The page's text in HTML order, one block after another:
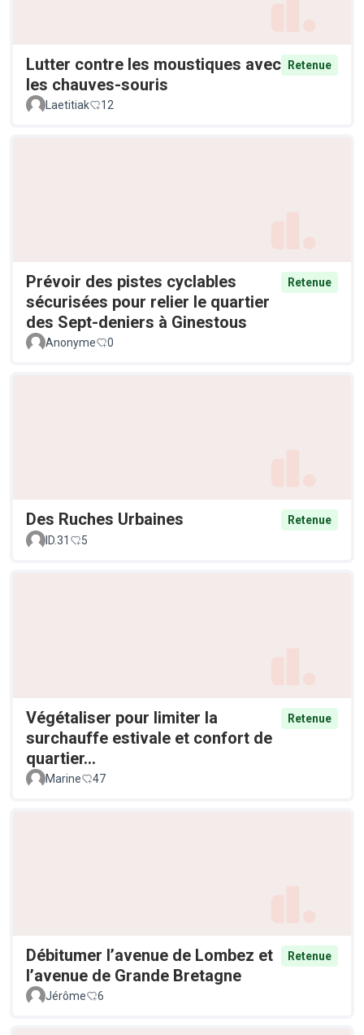
Lutter contre les moustiques avec
les chauves-souris
Retenue
Laetitiak 12
Prévoir des pistes cyclables
sécurisées pour relier le quartier
des Sept-deniers à Ginestous
Retenue
Anonyme 0
Des Ruches Urbaines
Retenue
ID.31
5
Végétaliser pour limiter la
surchauffe estivale et confort de
quartier...
Retenue
Marine 47
Débitumer l’avenue de Lombez et
l’avenue de Grande Bretagne
Retenue
Jérôme 6